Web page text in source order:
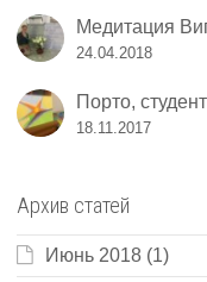
Медитация
24.04.2018
Порто,
18.11.2017
Архив статей
Июнь 2018 (1)